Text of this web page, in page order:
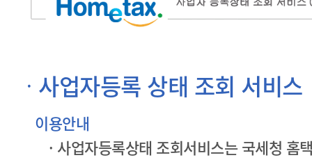
사업자등록 상태 조회 서비스
이용안내
· 사업자등록상태 조회서비스는 국세청 홈